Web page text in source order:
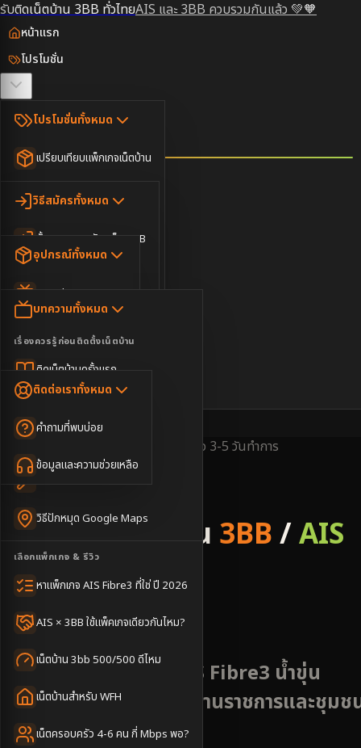
รับติดเน็ตบ้าน 3BB ทั่วไทยAIS และ 3BB ควบรวมกันแล้ว 💚🧡
หน้าแรก
โปรโมชั่น
โปรโมชั่นทั้งหมด
เปรียบเทียบแพ็กเกจเน็ตบ้าน
เน็ตบ้าน Super Fast
เน็ตบ้าน 2Gbps
เน็ตบ้านพร้อมกล่องทีวี
เน็ตบ้าน + Netflix
เน็ตบ้าน + บริการเสริม
เน็ตบ้านแรงทุกชั้น
ตรวจสอบพื้นที่
วิธีสมัครทั้งหมด
ขั้นตอนการสมัครเน็ต 3BB
อุปกรณ์
อุปกรณ์ทั้งหมด
AIS Play Box
Dongle เน็ตสำรอง
บทความ
บทความทั้งหมด
เรื่องควรรู้ก่อนติดตั้งเน็ตบ้าน
ติดเน็ตบ้านครั้งแรก
เทคนิคขอคิวช่างได้ไว
วิธีปักหมุด Google Maps
เลือกแพ็กเกจ & รีวิว
หาแพ็กเกจ AIS Fibre3 ที่ใช่ ปี 2026
AIS × 3BB ใช้แพ็คเกจเดียวกันไหม?
เน็ตบ้าน 3bb 500/500 ดีไหม
เน็ตบ้านสำหรับ WFH
เน็ตครอบครัว 4-6 คน กี่ Mbps พอ?
ข่าวสาร
ติดต่อเราทั้งหมด
คำถามที่พบบ่อย
ข้อมูลและความช่วยเหลือ
🇹🇭🇬🇧
ติดตั้งไว 3-5 วันทำการ
3BB & AIS Fibre
รับติดตั้งเน็ตบ้าน 3BB/AIS
Fibre
อำเภอน้ำขุ่น
ติดตั้งเน็ตบ้าน 3BB AIS Fibre3 น้ำขุ่น
อำเภอชายแดน รองรับงานราชการและชุมช
เกษตร ติดตั้ง 3-5 วัน